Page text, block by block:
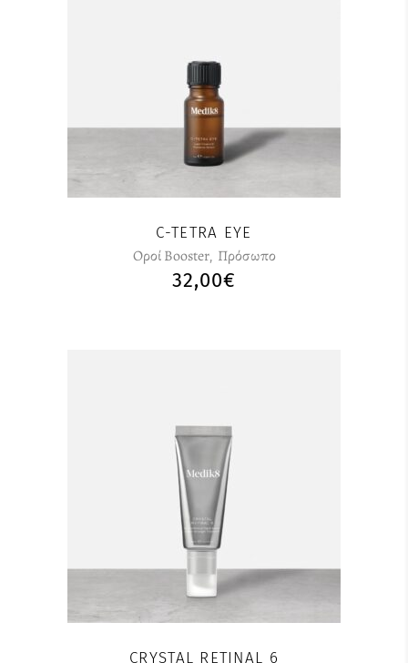
C-TETRA EYE
Οροί Booster, Πρόσωπο
32,00€
CRYSTAL RETINAL 6